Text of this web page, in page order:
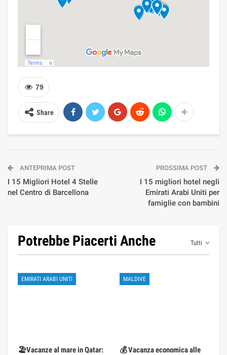
79
Share
ANTEPRIMA POST
I 15 Migliori Hotel 4 Stelle
nel Centro di Barcellona
PROSSIMA POST
I 15 migliori hotel negli
Emirati Arabi Uniti per
famiglie con bambini
Tutti
Potrebbe Piacerti Anche
EMIRATI ARABI UNITI
🏖️Vacanze al mare in Qatar:
MALDIVE
💰 Vacanza economica alle